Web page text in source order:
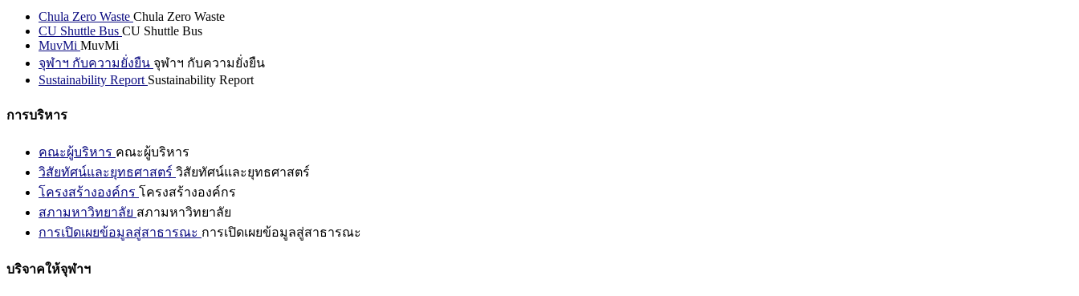
Chula Zero Waste Chula Zero Waste
CU Shuttle Bus CU Shuttle Bus
MuvMi MuvMi
จุฬาฯ กับความยั่งยืน จุฬาฯ กับความยั่งยืน
Sustainability Report Sustainability Report
การบริหาร
คณะผู้บริหาร คณะผู้บริหาร
วิสัยทัศน์และยุทธศาสตร์ วิสัยทัศน์และยุทธศาสตร์
โครงสร้างองค์กร โครงสร้างองค์กร
สภามหาวิทยาลัย สภามหาวิทยาลัย
การเปิดเผยข้อมูลสู่สาธารณะ การเปิดเผยข้อมูลสู่สาธารณะ
บริจาคให้จุฬาฯ